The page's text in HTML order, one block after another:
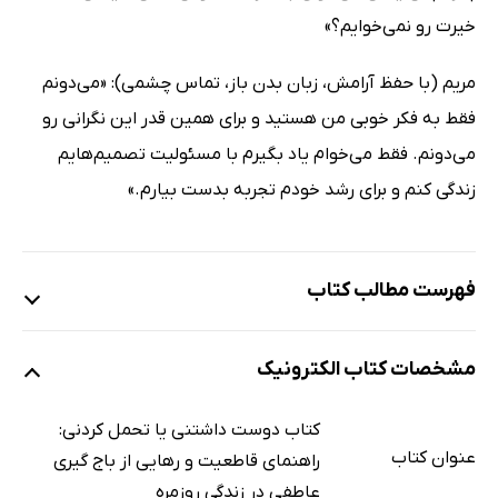
خیرت رو نمی‌خوایم؟»
مریم (با حفظ آرامش، زبان بدن باز، تماس چشمی): «می‌دونم
فقط به فکر خوبی من هستید و برای همین قدر این نگرانی رو
می‌دونم. فقط می‌خوام یاد بگیرم با مسئولیت تصمیم‌هایم
زندگی کنم و برای رشد خودم تجربه بدست بیارم.»
فهرست مطالب کتاب
چرا این کتاب نوشته شد؟
تفاوت دوست‌داشتنی بودن با قربانی بودن چیست؟
مشخصات کتاب الکترونیک
عنوان کتاب
کتاب دوست داشتنی یا تحمل کردنی:
راهنمای قاطعیت و رهایی از باج گیری
عاطفی در زندگی روزمره